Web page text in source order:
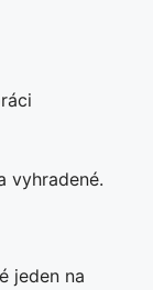
vyhradené.
jeden na